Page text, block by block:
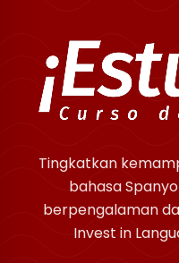
Tingkatkan
bahasa
berpengalaman
Invest in